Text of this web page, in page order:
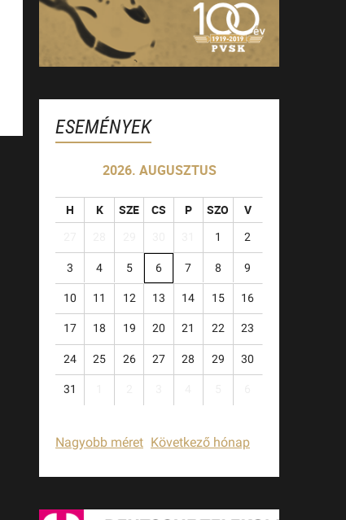
ESEMÉNYEK
2026. AUGUSZTUS
H K SZE CS P SZO V
1 2
3 4 5 6 7 8 9
10 11 12 13 14 15 16
17 18 19 20 21 22 23
24 25 26 27 28 29 30
31
Nagyobb méret Következő hónap